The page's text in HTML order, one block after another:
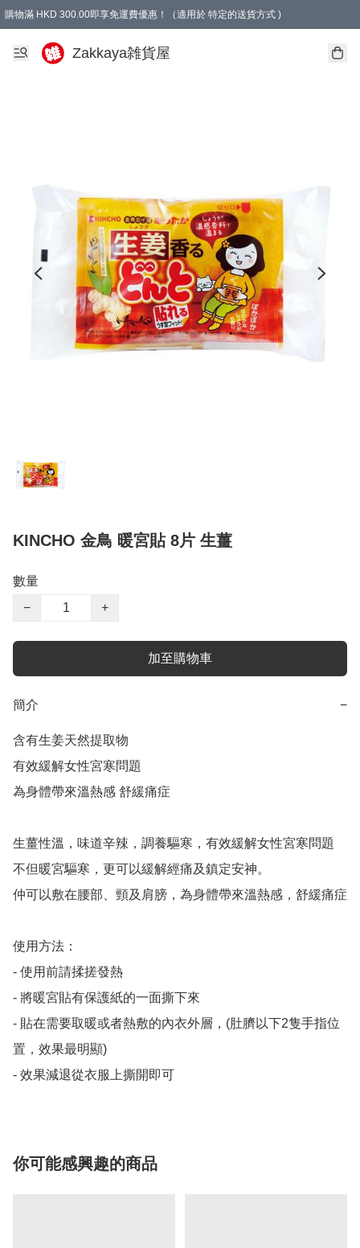
購物滿 HKD 300.00即享免運費優惠！（適用於 特定的送貨方式 )
Zakkaya雑貨屋
KINCHO 金鳥 暖宮貼 8片 生薑
數量
−
+
加至購物車
簡介 −
含有生姜天然提取物
有效緩解女性宮寒問題
為身體帶來溫熱感 舒緩痛症
生薑性溫，味道辛辣，調養驅寒，有效緩解女性宮寒問題
不但暖宮驅寒，更可以緩解經痛及鎮定安神。
仲可以敷在腰部、頸及肩膀，為身體帶來溫熱感，舒緩痛症
使用方法：
- 使用前請揉搓發熱
- 將暖宮貼有保護紙的一面撕下來
- 貼在需要取暖或者熱敷的內衣外層，(肚臍以下2隻手指位
置，效果最明顯)
- 效果減退從衣服上撕開即可
你可能感興趣的商品